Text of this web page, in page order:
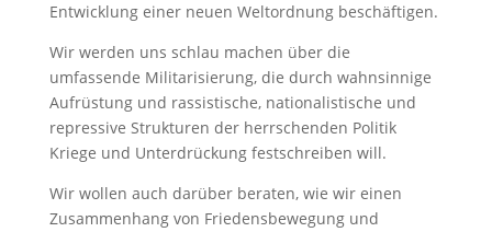
Entwicklung einer neuen Weltordnung beschäftigen.
Wir werden uns schlau machen über die
umfassende Militarisierung, die durch wahnsinnige
Aufrüstung und rassistische, nationalistische und
repressive Strukturen der herrschenden Politik
Kriege und Unterdrückung festschreiben will.
Wir wollen auch darüber beraten, wie wir einen
Zusammenhang von Friedensbewegung und